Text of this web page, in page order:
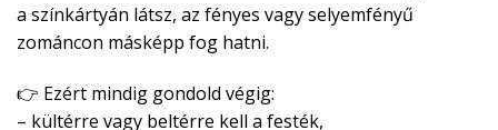
a színkártyán látsz, az fényes vagy selyemfényű
zománcon másképp fog hatni.
👉 Ezért mindig gondold végig:
– kültérre vagy beltérre kell a festék,